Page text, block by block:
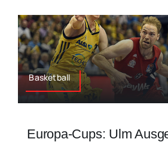
Basketball
Europa-Cups: Ulm